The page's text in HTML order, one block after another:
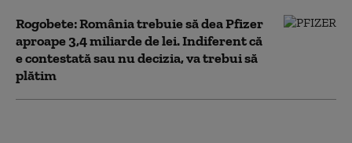
Rogobete: România trebuie să dea Pfizer
aproape 3,4 miliarde de lei. Indiferent că
e contestată sau nu decizia, va trebui să
plătim